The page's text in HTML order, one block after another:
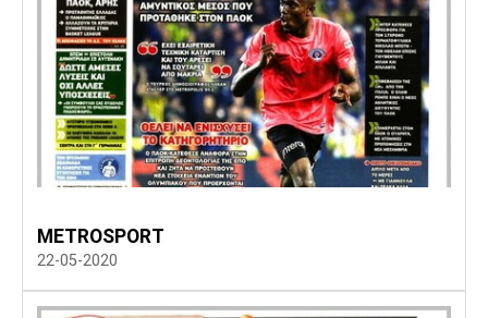
METROSPORT
22-05-2020